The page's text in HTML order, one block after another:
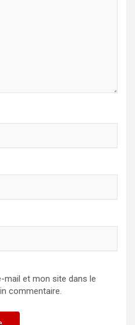
mail et mon site dans le
commentaire.